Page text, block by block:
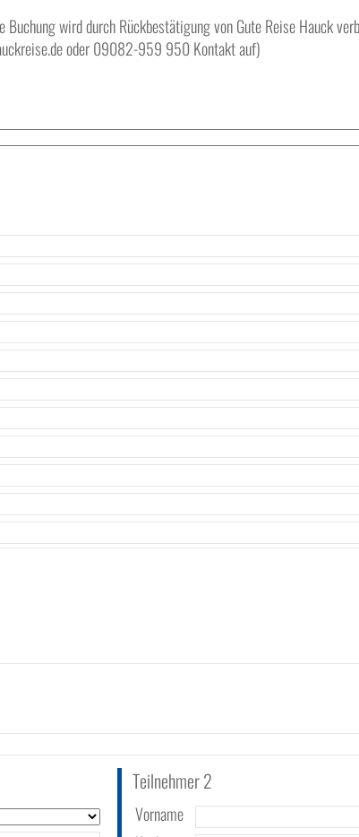
Buchung wird durch Rückbestätigung von Gute Reise Hauck
oder 09082-959 950 Kontakt auf)
Teilnehmer 2
Vorname